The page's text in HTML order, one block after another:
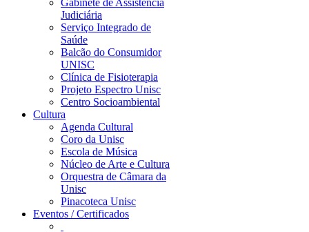
Gabinete de Assistência
Judiciária
Serviço Integrado de
Saúde
Balcão do Consumidor
UNISC
Clínica de Fisioterapia
Projeto Espectro Unisc
Centro Socioambiental
Cultura
Agenda Cultural
Coro da Unisc
Escola de Música
Núcleo de Arte e Cultura
Orquestra de Câmara da
Unisc
Pinacoteca Unisc
Eventos / Certificados